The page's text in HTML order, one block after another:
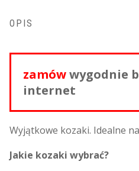
OPIS
zamówwygodnie
internet
Wyjątkowe kozaki. Idealne
Jakie kozaki wybrać?